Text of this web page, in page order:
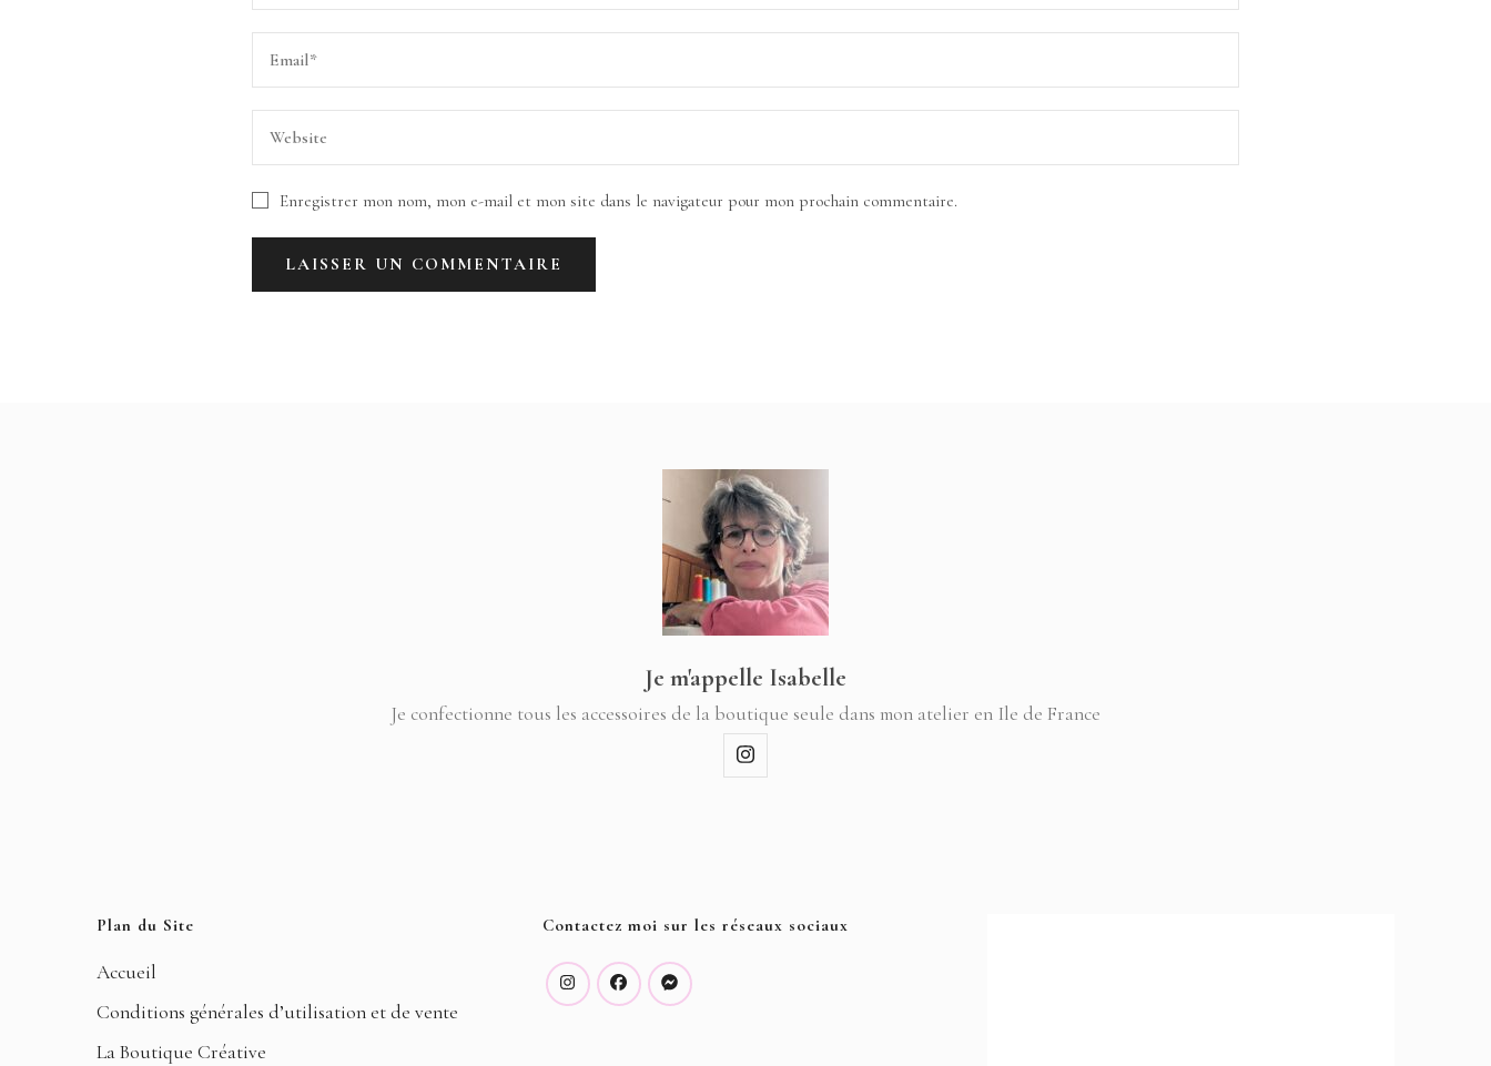
Enregistrer mon nom, mon e-mail et mon site dans le navigateur pour mon prochain commentaire.
Je m'appelle Isabelle
Je confectionne tous les accessoires de la boutique seule dans mon atelier en Ile de France
Plan du Site
Accueil
Conditions générales d’utilisation et de vente
La Boutique Créative
Contactez moi sur les réseaux sociaux